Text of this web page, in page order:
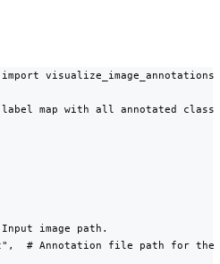
visualize_image_annotations
map with all annotated
image path.
# Annotation file path for the